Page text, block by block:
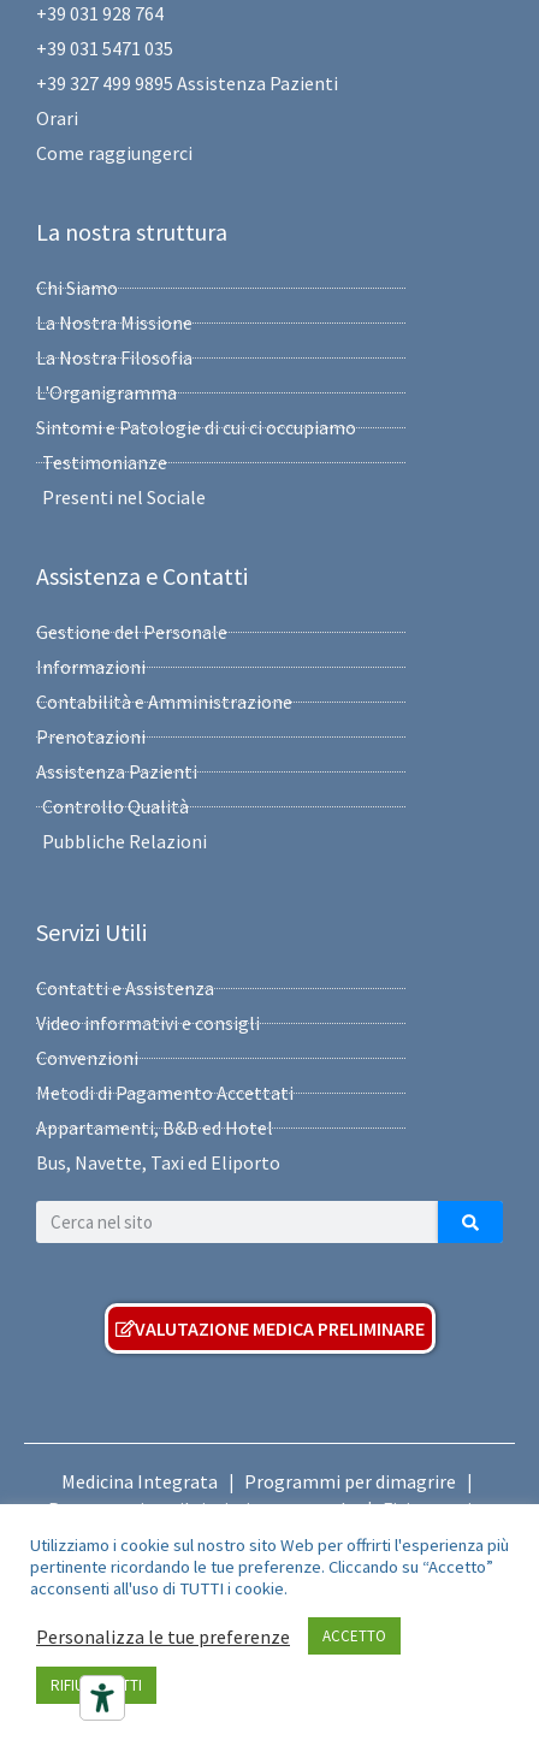
+39 031 928 764
+39 031 5471 035
+39 327 499 9895 Assistenza Pazienti
Orari
Come raggiungerci
La nostra struttura
Chi Siamo
La Nostra Missione
La Nostra Filosofia
L'Organigramma
Sintomi e Patologie di cui ci occupiamo
Testimonianze
Presenti nel Sociale
Assistenza e Contatti
Gestione del Personale
Informazioni
Contabilità e Amministrazione
Prenotazioni
Assistenza Pazienti
Controllo Qualità
Pubbliche Relazioni
Servizi Utili
Contatti e Assistenza
Video informativi e consigli
Convenzioni
Metodi di Pagamento Accettati
Appartamenti, B&B ed Hotel
Bus, Navette, Taxi ed Eliporto
VALUTAZIONE MEDICA PRELIMINARE
Medicina Integrata Programmi per dimagrire
Programmi per il ripristino posturale|Fisioterapia e
Osteopatia|Odontoiatria Biocompatibile
RIVEDI LE PREFERENZE DEI COOKIE
Clinic & Research srl – P.I.
Utilizziamo i cookie sul nostro sito Web per offrirti l'esperienza più
pertinente ricordando le tue preferenze. Cliccando su “Accetto”
acconsenti all'uso di TUTTI i cookie.
Personalizza le tue preferenze ACCETTO
RIFIUTA TUTTI